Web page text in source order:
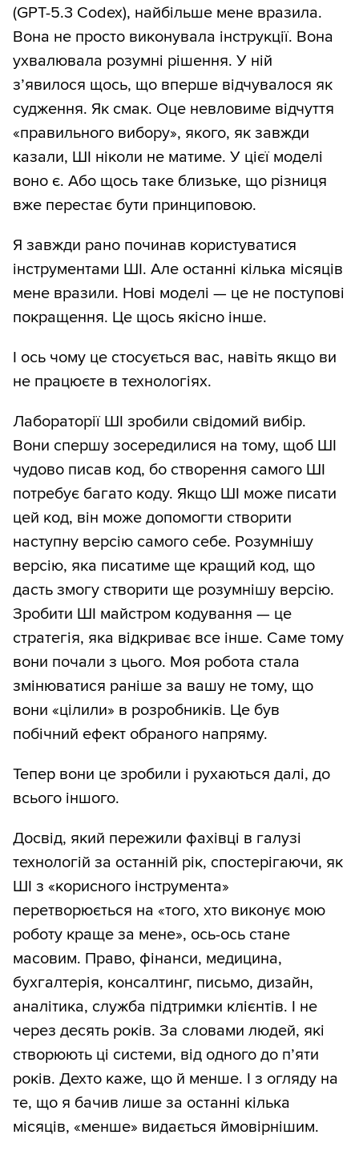
(GPT-5.3 Codex), найбільше мене вразила.
Вона не просто виконувала інструкції. Вона
ухвалювала розумні рішення. У ній
з’явилося щось, що вперше відчувалося як
судження. Як смак. Оце невловиме відчуття
«правильного вибору», якого, як завжди
казали, ШІ ніколи не матиме. У цієї моделі
воно є. Або щось таке близьке, що різниця
вже перестає бути принциповою.
Я завжди рано починав користуватися
інструментами ШІ. Але останні кілька місяців
мене вразили. Нові моделі — це не поступові
покращення. Це щось якісно інше.
І ось чому це стосується вас, навіть якщо ви
не працюєте в технологіях.
Лабораторії ШІ зробили свідомий вибір.
Вони спершу зосередилися на тому, щоб ШІ
чудово писав код, бо створення самого ШІ
потребує багато коду. Якщо ШІ може писати
цей код, він може допомогти створити
наступну версію самого себе. Розумнішу
версію, яка писатиме ще кращий код, що
дасть змогу створити ще розумнішу версію.
Зробити ШІ майстром кодування — це
стратегія, яка відкриває все інше. Саме тому
вони почали з цього. Моя робота стала
змінюватися раніше за вашу не тому, що
вони «цілили» в розробників. Це був
побічний ефект обраного напряму.
Тепер вони це зробили і рухаються далі, до
всього іншого.
Досвід, який пережили фахівці в галузі
технологій за останній рік, спостерігаючи, як
ШІ з «корисного інструмента»
перетворюється на «того, хто виконує мою
роботу краще за мене», ось-ось стане
масовим. Право, фінанси, медицина,
бухгалтерія, консалтинг, письмо, дизайн,
аналітика, служба підтримки клієнтів. І не
через десять років. За словами людей, які
створюють ці системи, від одного до п’яти
років. Дехто каже, що й менше. І з огляду на
те, що я бачив лише за останні кілька
місяців, «менше» видається ймовірнішим.